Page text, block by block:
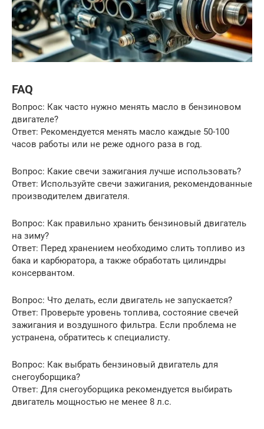
FAQ
Вопрос: Как часто нужно менять масло в бензиновом
двигателе?
Ответ: Рекомендуется менять масло каждые 50-100
часов работы или не реже одного раза в год.
Вопрос: Какие свечи зажигания лучше использовать?
Ответ: Используйте свечи зажигания, рекомендованные
производителем двигателя.
Вопрос: Как правильно хранить бензиновый двигатель
на зиму?
Ответ: Перед хранением необходимо слить топливо из
бака и карбюратора, а также обработать цилиндры
консервантом.
Вопрос: Что делать, если двигатель не запускается?
Ответ: Проверьте уровень топлива, состояние свечей
зажигания и воздушного фильтра. Если проблема не
устранена, обратитесь к специалисту.
Вопрос: Как выбрать бензиновый двигатель для
снегоуборщика?
Ответ: Для снегоуборщика рекомендуется выбирать
двигатель мощностью не менее 8 л.с.